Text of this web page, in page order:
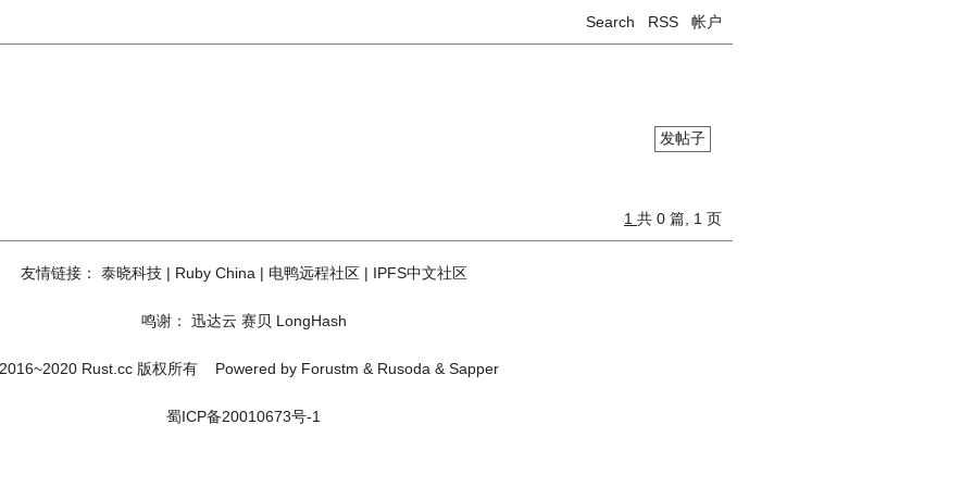
Search RSS 帐户
发帖子
1 共 0 篇, 1 页
友情链接： 泰晓科技| Ruby China | 电鸭远程社区| IPFS中文社区
鸣谢： 迅达云 赛贝 LongHash
Rust.cc 版权所有 Powered by Forustm & Rusoda & Sapper
蜀ICP备20010673号-1